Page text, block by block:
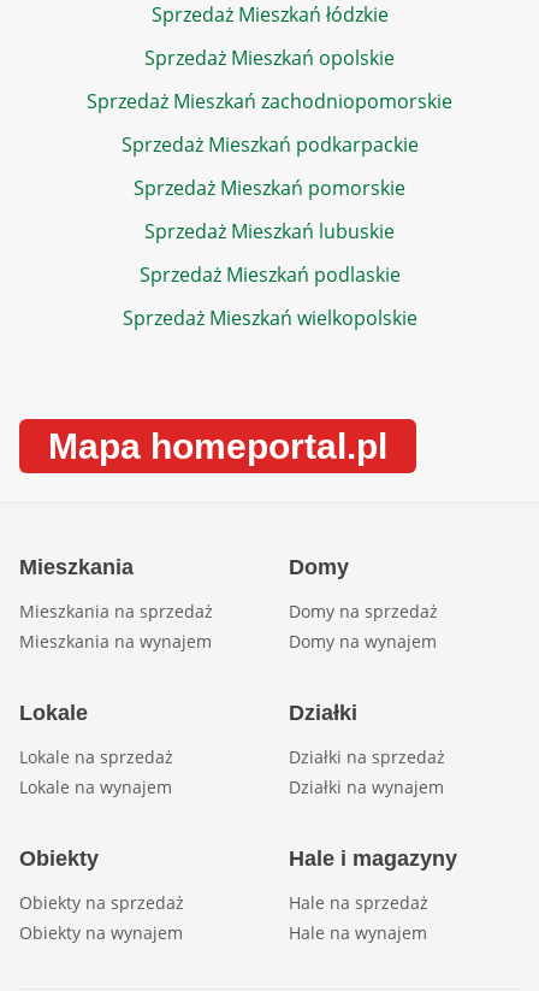
Sprzedaż Mieszkań łódzkie
Sprzedaż Mieszkań opolskie
Sprzedaż Mieszkań zachodniopomorskie
Sprzedaż Mieszkań podkarpackie
Sprzedaż Mieszkań pomorskie
Sprzedaż Mieszkań lubuskie
Sprzedaż Mieszkań podlaskie
Sprzedaż Mieszkań wielkopolskie
Mapa homeportal.pl
Mieszkania
Mieszkania na sprzedaż
Mieszkania na wynajem
Domy
Domy na sprzedaż
Domy na wynajem
Lokale
Lokale na sprzedaż
Lokale na wynajem
Działki
Działki na sprzedaż
Działki na wynajem
Obiekty
Obiekty na sprzedaż
Obiekty na wynajem
Hale i magazyny
Hale na sprzedaż
Hale na wynajem